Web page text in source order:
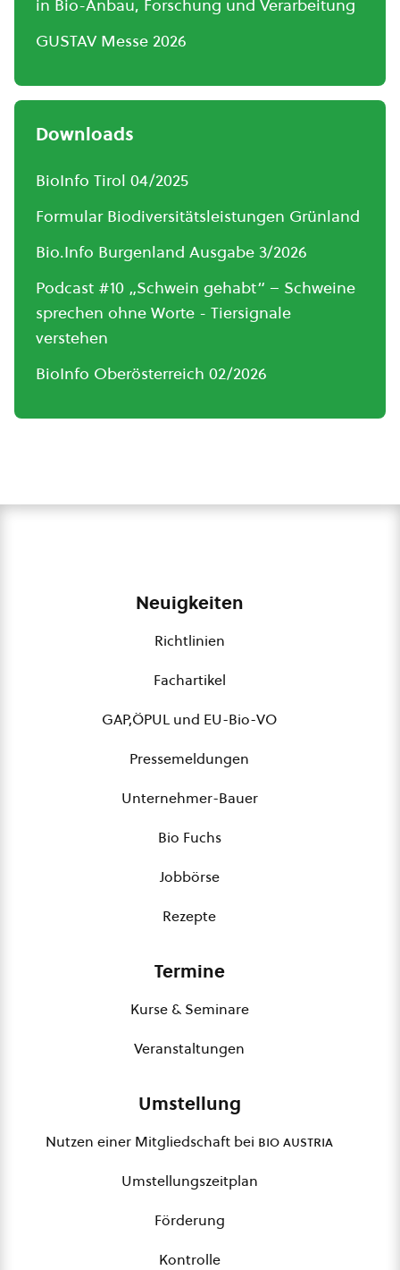
in Bio-Anbau, Forschung und Verarbeitung
GUSTAV Messe 2026
Downloads
BioInfo Tirol 04/2025
Formular Biodiversitätsleistungen Grünland
Bio.Info Burgenland Ausgabe 3/2026
Podcast #10 „Schwein gehabt“ – Schweine
sprechen ohne Worte - Tiersignale
verstehen
BioInfo Oberösterreich 02/2026
Neuigkeiten
Richtlinien
Fachartikel
GAP,ÖPUL und EU-Bio-VO
Pressemeldungen
Unternehmer-Bauer
Bio Fuchs
Jobbörse
Rezepte
Termine
Kurse & Seminare
Veranstaltungen
Umstellung
Nutzen einer Mitgliedschaft bei bio austria
Umstellungszeitplan
Förderung
Kontrolle